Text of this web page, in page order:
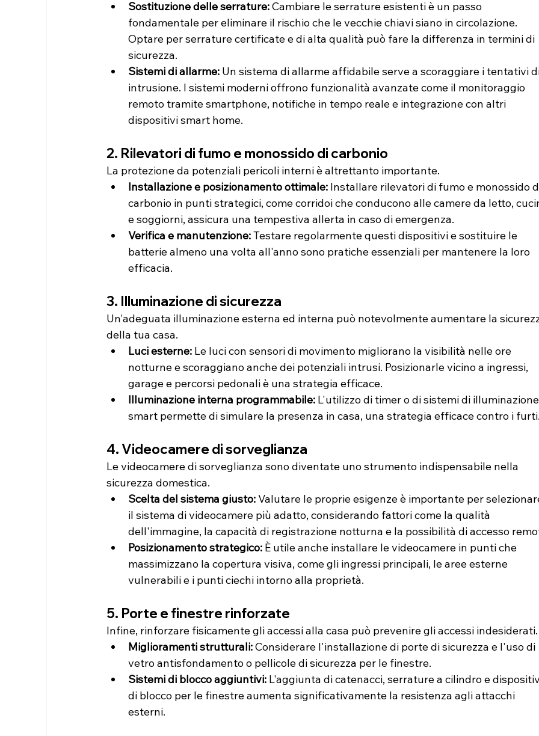
Sostituzione delle serrature: Cambiare le serrature esistenti è un passo
fondamentale per eliminare il rischio che le vecchie chiavi siano in circolazione.
Optare per serrature certificate e di alta qualità può fare la differenza in termini di
sicurezza.
Sistemi di allarme: Un sistema di allarme affidabile serve a scoraggiare i tentativi
intrusione. I sistemi moderni offrono funzionalità avanzate come il monitoraggio
remoto tramite smartphone, notifiche in tempo reale e integrazione con altri
dispositivi smart home.
2. Rilevatori di fumo e monossido di carbonio
La protezione da potenziali pericoli interni è altrettanto importante.
Installazione e posizionamento ottimale: Installare rilevatori di fumo e monossido
carbonio in punti strategici, come corridoi che conducono alle camere da letto,
e soggiorni, assicura una tempestiva allerta in caso di emergenza.
Verifica e manutenzione: Testare regolarmente questi dispositivi e sostituire le
batterie almeno una volta all'anno sono pratiche essenziali per mantenere la loro
efficacia.
3. Illuminazione di sicurezza
Un'adeguata illuminazione esterna ed interna può notevolmente aumentare la
della tua casa.
Luci esterne: Le luci con sensori di movimento migliorano la visibilità nelle ore
notturne e scoraggiano anche dei potenziali intrusi. Posizionarle vicino a ingressi,
garage e percorsi pedonali è una strategia efficace.
Illuminazione interna programmabile: L'utilizzo di timer o di sistemi di illuminazione
smart permette di simulare la presenza in casa, una strategia efficace contro i furti.
4. Videocamere di sorveglianza
Le videocamere di sorveglianza sono diventate uno strumento indispensabile nella
sicurezza domestica.
Scelta del sistema giusto: Valutare le proprie esigenze è importante per
il sistema di videocamere più adatto, considerando fattori come la qualità
dell'immagine, la capacità di registrazione notturna e la possibilità di accesso
Posizionamento strategico: È utile anche installare le videocamere in punti che
massimizzano la copertura visiva, come gli ingressi principali, le aree esterne
vulnerabili e i punti ciechi intorno alla proprietà.
5. Porte e finestre rinforzate
Infine, rinforzare fisicamente gli accessi alla casa può prevenire gli accessi indesiderati.
Miglioramenti strutturali: Considerare l'installazione di porte di sicurezza e l'uso di
vetro antisfondamento o pellicole di sicurezza per le finestre.
Sistemi di blocco aggiuntivi: L'aggiunta di catenacci, serrature a cilindro e
di blocco per le finestre aumenta significativamente la resistenza agli attacchi
esterni.